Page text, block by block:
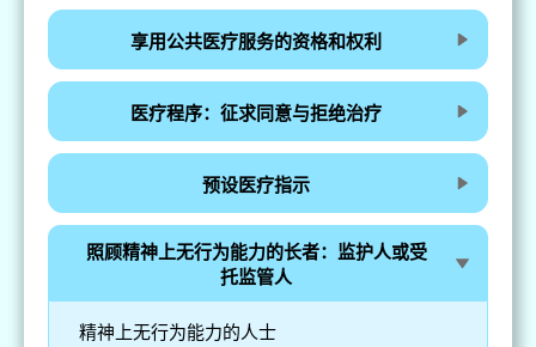
享用公共医疗服务的资格和权利
医疗程序：征求同意与拒绝治疗
预设医疗指示
照顾精神上无行为能力的长者：监护人或受
托监管人
精神上无行为能力的人士